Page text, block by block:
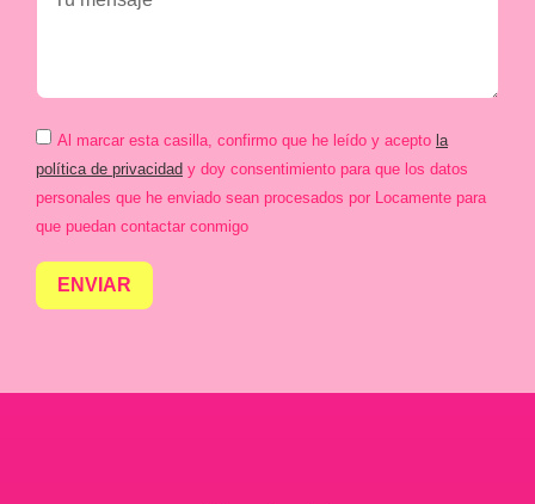
Al marcar esta casilla, confirmo que he leído y acepto la
política de privacidad y doy consentimiento para que los datos
personales que he enviado sean procesados por Locamente para
que puedan contactar conmigo
ENVIAR